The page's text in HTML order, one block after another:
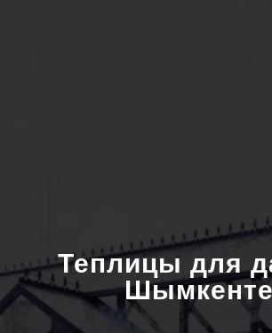
Теплицы для
Шымкенте